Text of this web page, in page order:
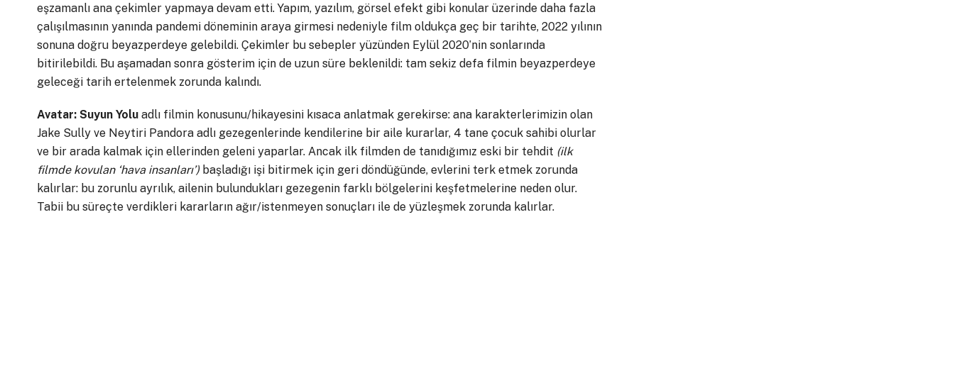
eşzamanlı ana çekimler yapmaya devam etti. Yapım, yazılım, görsel efekt gibi konular üzerinde daha fazla
çalışılmasının yanında pandemi döneminin araya girmesi nedeniyle film oldukça geç bir tarihte, 2022 yılının
sonuna doğru beyazperdeye gelebildi. Çekimler bu sebepler yüzünden Eylül 2020’nin sonlarında
bitirilebildi. Bu aşamadan sonra gösterim için de uzun süre beklenildi: tam sekiz defa filmin beyazperdeye
geleceği tarih ertelenmek zorunda kalındı.
Avatar: Suyun Yolu adlı filmin konusunu/hikayesini kısaca anlatmak gerekirse: ana karakterlerimizin olan
Jake Sully ve Neytiri Pandora adlı gezegenlerinde kendilerine bir aile kurarlar, 4 tane çocuk sahibi olurlar
ve bir arada kalmak için ellerinden geleni yaparlar. Ancak ilk filmden de tanıdığımız eski bir tehdit (ilk
filmde kovulan ‘hava insanları’)başladığı işi bitirmek için geri döndüğünde, evlerini terk etmek zorunda
kalırlar: bu zorunlu ayrılık, ailenin bulundukları gezegenin farklı bölgelerini keşfetmelerine neden olur.
Tabii bu süreçte verdikleri kararların ağır/istenmeyen sonuçları ile de yüzleşmek zorunda kalırlar.